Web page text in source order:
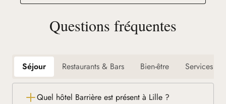
Questions fréquentes
Séjour Restaurants & Bars Bien-être Services
Quel hôtel Barrière est présent à Lille ?